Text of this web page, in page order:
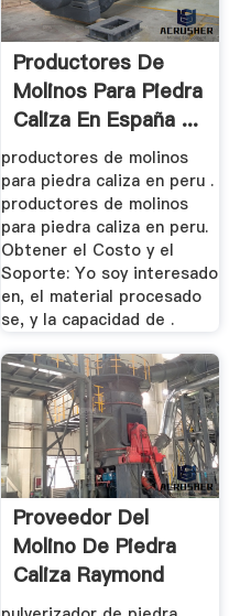
Productores De
Molinos Para Piedra
Caliza En España ...
productores de molinos
para piedra caliza en peru .
productores de molinos
para piedra caliza en peru.
Obtener el Costo y el
Soporte: Yo soy interesado
en, el material procesado
se, y la capacidad de .
Proveedor Del
Molino De Piedra
Caliza Raymond